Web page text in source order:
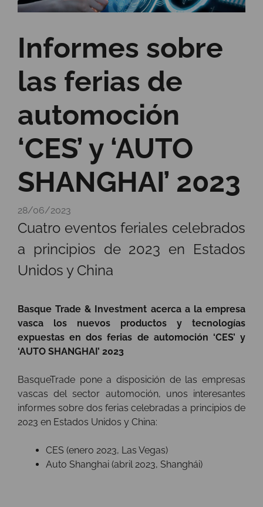
Informes sobre
las ferias de
automoción
‘CES’ y ‘AUTO
SHANGHAI’ 2023
28/06/2023
Cuatro eventos feriales celebrados
a principios de 2023 en Estados
Unidos y China
Basque Trade & Investment acerca a la empresa
vasca los nuevos productos y tecnologías
expuestas en dos ferias de automoción ‘CES’ y
‘AUTO SHANGHAI’ 2023
BasqueTrade pone a disposición de las empresas
vascas del sector automoción, unos interesantes
informes sobre dos ferias celebradas a principios de
2023 en Estados Unidos y China:
CES (enero 2023, Las Vegas)
Auto Shanghai (abril 2023, Shanghái)